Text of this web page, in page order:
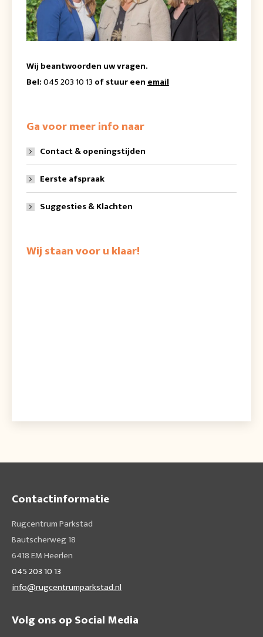
Wij beantwoorden uw vragen.
Bel:045 203 10 13 of stuur eenemail
Ga voor meer info naar
Contact & openingstijden
Eerste afspraak
Suggesties & Klachten
Wij staan voor u klaar!
Contactinformatie
Rugcentrum Parkstad
Bautscherweg 18
6418 EM Heerlen
045 203 10 13
info@rugcentrumparkstad.nl
Volg ons op Social Media